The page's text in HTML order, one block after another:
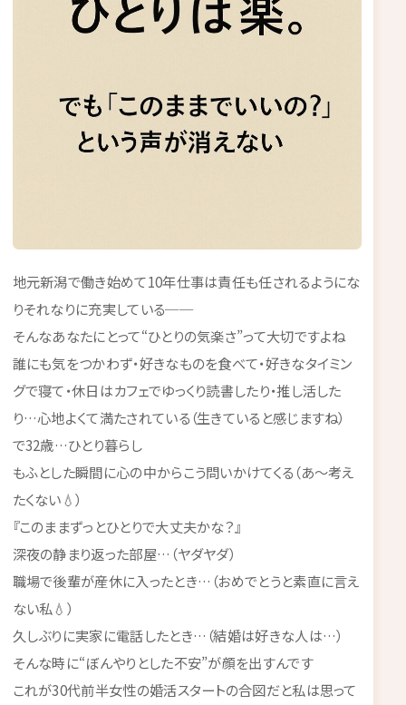
地元新潟で働き始めて10年仕事は責任も任されるようにな
りそれなりに充実している──
そんなあなたにとって“ひとりの気楽さ”って大切ですよね
誰にも気をつかわず・好きなものを食べて・好きなタイミン
グで寝て・休日はカフェでゆっくり読書したり・推し活した
り…心地よくて満たされている（生きていると感じますね）
で32歳…ひとり暮らし
もふとした瞬間に心の中からこう問いかけてくる（あ～考え
たくない💧）
『このままずっとひとりで大丈夫かな？』
深夜の静まり返った部屋…（ヤダヤダ）
職場で後輩が産休に入ったとき…（おめでとうと素直に言え
ない私💧）
久しぶりに実家に電話したとき…（結婚は好きな人は…）
そんな時に“ぼんやりとした不安”が顔を出すんです
これが30代前半女性の婚活スタートの合図だと私は思って